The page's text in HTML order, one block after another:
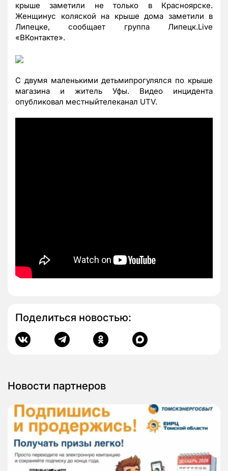
крыше заметили не только в Красноярске.
Женщинус коляской на крыше дома заметили в
Липецке, сообщает группа Липецк.Live
«ВКонтакте».
С двумя маленькими детьмипрогулялся по крыше
магазина и житель Уфы. Видео инцидента
опубликовал местныйтелеканал UTV.
Поделиться новостью:
Новости партнеров